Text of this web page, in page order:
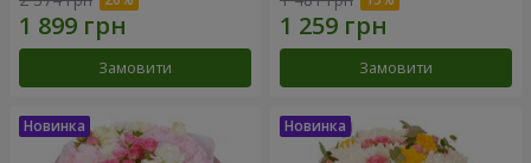
Замовити Замовити